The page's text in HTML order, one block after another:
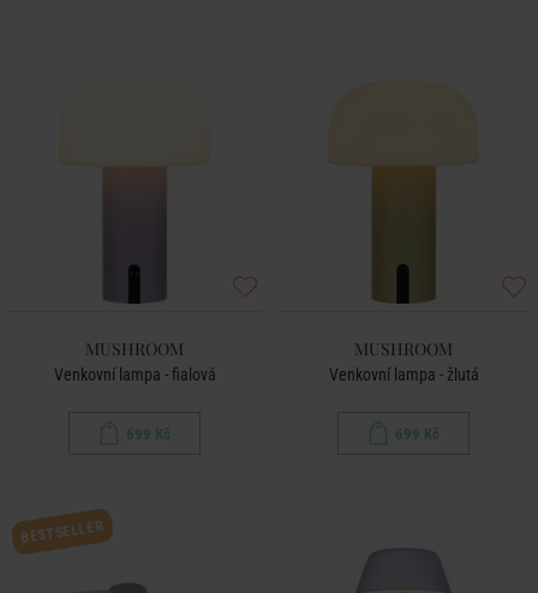
MUSHROOM
Venkovní lampa - fialová
699 Kč
MUSHROOM
Venkovní lampa - žlutá
699 Kč
BESTSELLER